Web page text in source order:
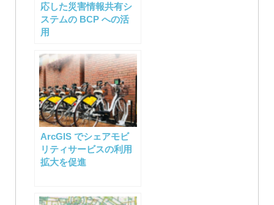
応した災害情報共有シ
ステムの BCP への活
用
ArcGIS でシェアモビ
リティサービスの利用
拡大を促進